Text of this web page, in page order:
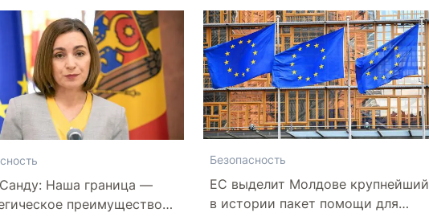
Наша граница —
преимущество
Безопасность
ЕС выделит Молдове крупнейший
в истории пакет помощи для